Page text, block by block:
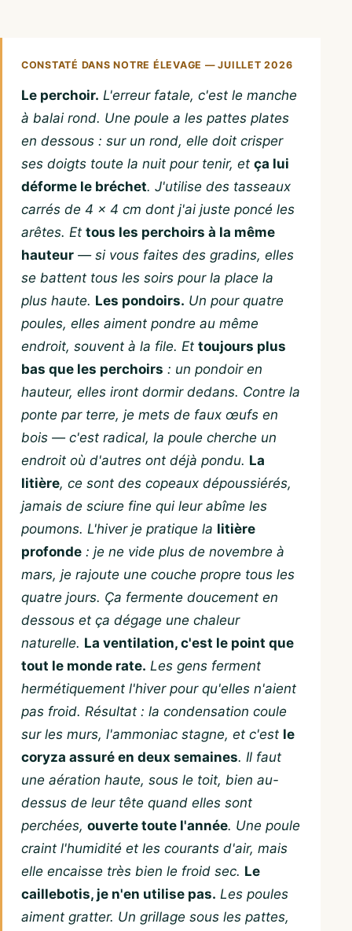
CONSTATÉ DANS NOTRE ÉLEVAGE — JUILLET 2026
Le perchoir. L'erreur fatale, c'est le manche
à balai rond. Une poule a les pattes plates
en dessous : sur un rond, elle doit crisper
ses doigts toute la nuit pour tenir, et ça lui
déforme le bréchet. J'utilise des tasseaux
carrés de 4 × 4 cm dont j'ai juste poncé les
arêtes. Et tous les perchoirs à la même
hauteur — si vous faites des gradins, elles
se battent tous les soirs pour la place la
plus haute. Les pondoirs. Un pour quatre
poules, elles aiment pondre au même
endroit, souvent à la file. Et toujours plus
bas que les perchoirs : un pondoir en
hauteur, elles iront dormir dedans. Contre la
ponte par terre, je mets de faux œufs en
bois — c'est radical, la poule cherche un
endroit où d'autres ont déjà pondu. La
litière, ce sont des copeaux dépoussiérés,
jamais de sciure fine qui leur abîme les
poumons. L'hiver je pratique la litière
profonde : je ne vide plus de novembre à
mars, je rajoute une couche propre tous les
quatre jours. Ça fermente doucement en
dessous et ça dégage une chaleur
naturelle. La ventilation, c'est le point que
tout le monde rate. Les gens ferment
hermétiquement l'hiver pour qu'elles n'aient
pas froid. Résultat : la condensation coule
sur les murs, l'ammoniac stagne, et c'est le
coryza assuré en deux semaines. Il faut
une aération haute, sous le toit, bien au-
dessus de leur tête quand elles sont
perchées, ouverte toute l'année. Une poule
craint l'humidité et les courants d'air, mais
elle encaisse très bien le froid sec. Le
caillebotis, je n'en utilise pas. Les poules
aiment gratter. Un grillage sous les pattes,